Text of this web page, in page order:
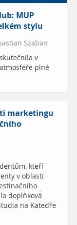
MUP
stylu
Szaban
v
plné
marketingu
kteří
v oblasti
doplňková
na Katedře